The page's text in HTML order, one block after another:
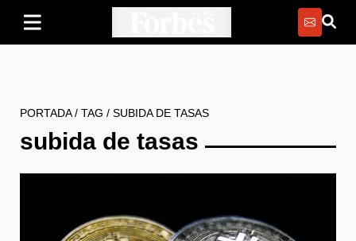
PORTADA/ TAG / SUBIDA DE TASAS
subida de tasas